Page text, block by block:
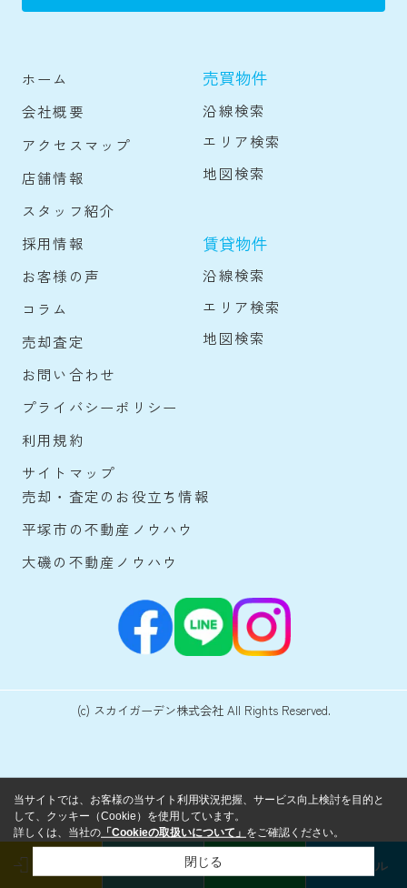
来店予約 メール
ホーム
会社概要
アクセスマップ
店舗情報
スタッフ紹介
採用情報
お客様の声
コラム
売却査定
お問い合わせ
プライバシーポリシー
利用規約
サイトマップ
売買物件
沿線検索
エリア検索
地図検索
賃貸物件
沿線検索
エリア検索
地図検索
売却・査定のお役立ち情報
平塚市の不動産ノウハウ
大磯の不動産ノウハウ
(c) スカイガーデン株式会社 All Rights Reserved.
当サイトでは、お客様の当サイト利用状況把握、サービス向上検討を目的と
して、クッキー（Cookie）を使用しています。
詳しくは、当社の 「Cookieの取扱いについて」 をご確認ください。
閉じる